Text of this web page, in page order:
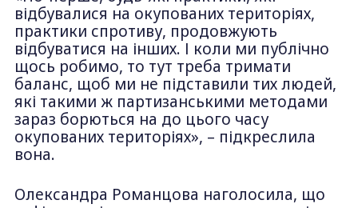
відбувалися на окупованих територіях,
практики спротиву, продовжують
відбуватися на інших. І коли ми публічно
щось робимо, то тут треба тримати
баланс, щоб ми не підставили тих людей,
які такими ж партизанськими методами
зараз борються на до цього часу
окупованих територіях», – підкреслила
вона.
Олександра Романцова наголосила, що